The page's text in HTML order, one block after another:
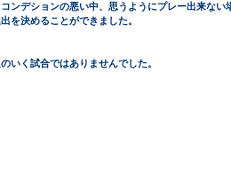
ンデションの悪い中、思うようにプレー出来ない
を決めることができました。
いく試合ではありませんでした。